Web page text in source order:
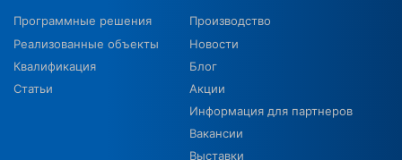
Программные решения
Реализованные объекты
Квалификация
Статьи
Производство
Новости
Блог
Акции
Информация для партнеров
Вакансии
Выставки